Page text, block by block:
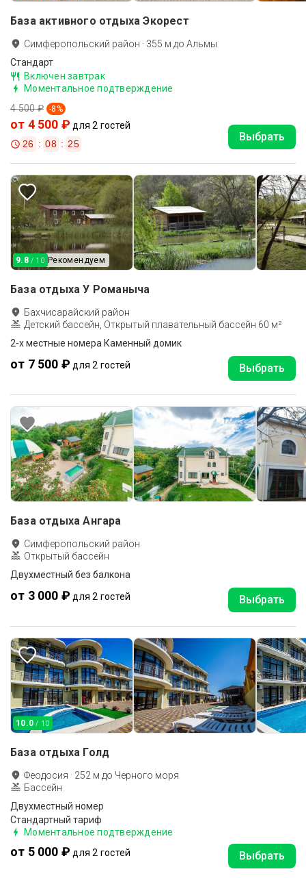
База активного отдыха Экорест
Симферопольский район · 355 м до Альмы
Стандарт
Включен завтрак
Моментальное подтверждение
4 500 ₽ -8 %
от 4 500 ₽ для 2 гостей
26 : 08 : 23
Выбрать
9.8 / 10 Рекомендуем
База отдыха У Романыча
Бахчисарайский район
Детский бассейн, Открытый плавательный бассейн 60 м²
2-х местные номера Каменный домик
от 7 500 ₽ для 2 гостей Выбрать
База отдыха Ангара
Симферопольский район
Открытый бассейн
Двухместный без балкона
от 3 000 ₽ для 2 гостей Выбрать
10.0 / 10
База отдыха Голд
Феодосия · 252 м до Черного моря
Бассейн
Двухместный номер
Стандартный тариф
Моментальное подтверждение
от 5 000 ₽ для 2 гостей Выбрать